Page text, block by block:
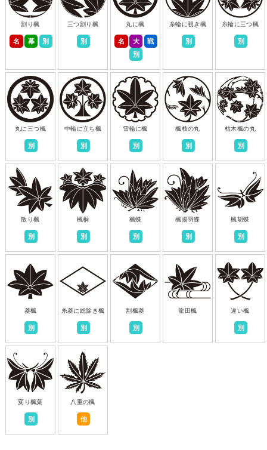
割り楓
名 幕 別
三つ割り楓
別
丸に楓
名 大
戦
別
糸輪に覗き楓
別
糸輪に三つ楓
別
丸に三つ楓
別
中輪に立ち楓
別
雪輪に楓
別
楓枝の丸
別
枯木楓の丸
別
散り楓
別
楓桐
別
楓蝶
別
楓揚羽蝶
別
楓胡蝶
別
菱楓
別
糸菱に総除き楓
別
割楓菱
別
龍田楓 違い楓
別
変り楓葉
別
八重の楓
他